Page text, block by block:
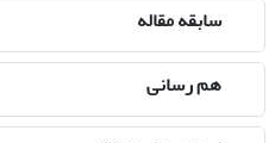
سابقه مقاله
هم رسانی